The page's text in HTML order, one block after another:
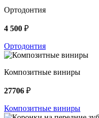
Ортодонтия
4 500 ₽
Ортодонтия
Композитные виниры
27706 ₽
Композитные виниры